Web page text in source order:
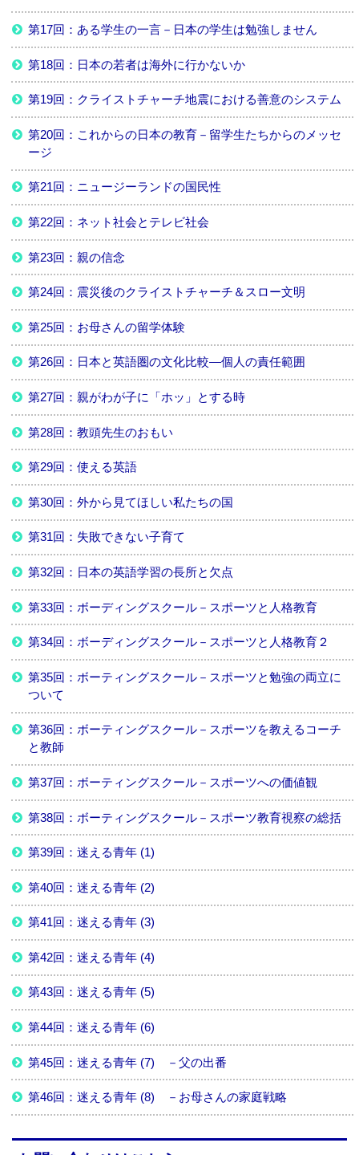
第17回：ある学生の一言－日本の学生は勉強しません
第18回：日本の若者は海外に行かないか
第19回：クライストチャーチ地震における善意のシステム
第20回：これからの日本の教育－留学生たちからのメッセ
ージ
第21回：ニュージーランドの国民性
第22回：ネット社会とテレビ社会
第23回：親の信念
第24回：震災後のクライストチャーチ＆スロー文明
第25回：お母さんの留学体験
第26回：日本と英語圏の文化比較―個人の責任範囲
第27回：親がわが子に「ホッ」とする時
第28回：教頭先生のおもい
第29回：使える英語
第30回：外から見てほしい私たちの国
第31回：失敗できない子育て
第32回：日本の英語学習の長所と欠点
第33回：ボーディングスクール－スポーツと人格教育
第34回：ボーディングスクール－スポーツと人格教育２
第35回：ボーティングスクール－スポーツと勉強の両立に
ついて
第36回：ボーティングスクール－スポーツを教えるコーチ
と教師
第37回：ボーティングスクール－スポーツへの価値観
第38回：ボーティングスクール－スポーツ教育視察の総括
第39回：迷える青年 (1)
第40回：迷える青年 (2)
第41回：迷える青年 (3)
第42回：迷える青年 (4)
第43回：迷える青年 (5)
第44回：迷える青年 (6)
第45回：迷える青年 (7) －父の出番
第46回：迷える青年 (8) －お母さんの家庭戦略